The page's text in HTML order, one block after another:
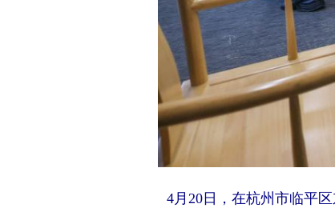
4月20日，在杭州市临平区